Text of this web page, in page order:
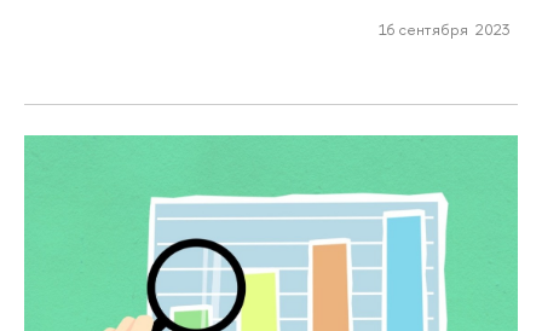
16 сентября 2023